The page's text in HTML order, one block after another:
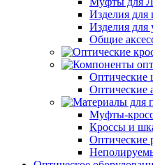
Изделия для
Изделия для
Общие
Оптические
Оптические
Муфты-
Кроссы и
Оптические